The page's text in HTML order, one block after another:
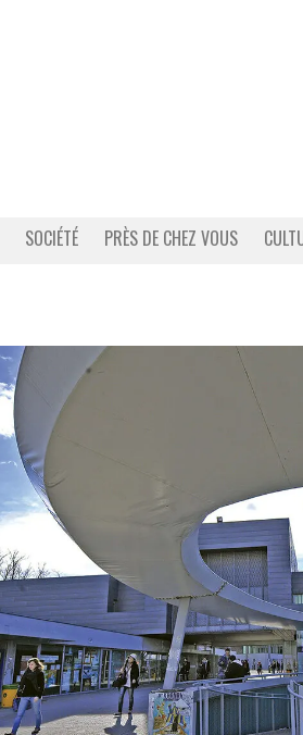
SOCIÉTÉ PRÈS DE CHEZ VOUS